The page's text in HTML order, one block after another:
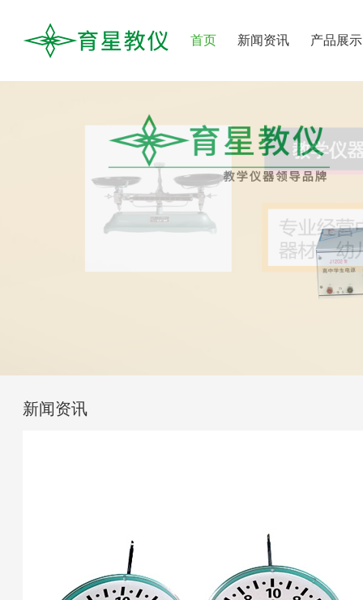
首页 新闻资讯 产品展示
新闻资讯